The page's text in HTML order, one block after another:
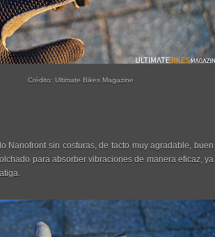
Crédito: Ultimate Bikes Magazine
Nanofront sin costuras, de tacto muy agradable,
para absorber vibraciones de manera eficaz,